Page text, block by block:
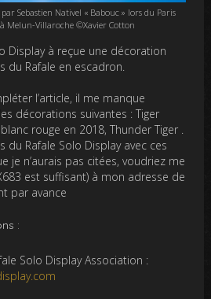
par Sebastien Nativel « Babouc » lors du Paris
Melun-Villaroche ©Xavier Cotton
Display à reçue une décoration
du Rafale en escadron.
l’article, il me manque
décorations suivantes : Tiger
rouge en 2018, Thunder Tiger .
du Rafale Solo Display avec ces
je n’aurais pas citées, voudriez me
est suffisant) à mon adresse de
par avance
:
Solo Display Association :